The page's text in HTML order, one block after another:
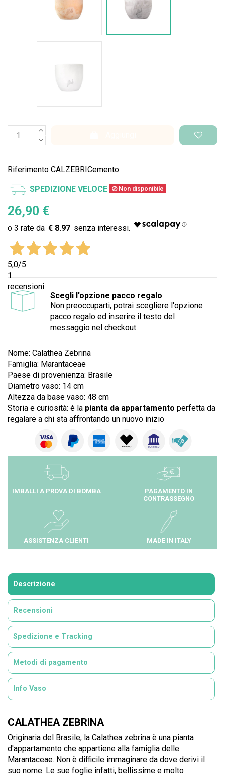
Riferimento CALZEBRICemento
SPEDIZIONE VELOCE Non disponibile
26,90 €
€ 8.97
5,0/5
1
recensioni
Scegli l'opzione pacco regalo
Non preoccuparti, potrai scegliere l'opzione
pacco regalo ed inserire il testo del
messaggio nel checkout
Nome: Calathea Zebrina
Famiglia: Marantaceae
Paese di provenienza: Brasile
Diametro vaso: 14 cm
Altezza da base vaso: 48 cm
Storia e curiosità: è la pianta da appartamento perfetta da
regalare a chi sta affrontando un nuovo inizio
IMBALLI A PROVA DI BOMBA
PAGAMENTO IN
CONTRASSEGNO
ASSISTENZA CLIENTI MADE IN ITALY
Descrizione
Recensioni
Spedizione e Tracking
Metodi di pagamento
Info Vaso
CALATHEA ZEBRINA
Originaria del Brasile, la Calathea zebrina è una pianta
d'appartamento che appartiene alla famiglia delle
Marantaceae. Non è difficile immaginare da dove derivi il
suo nome. Le sue foglie infatti, bellissime e molto